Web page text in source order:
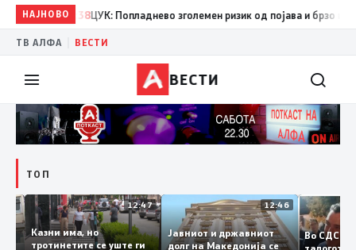
НАЈНОВО
08:38ЦУК: Попладнево зголемен ризик од појава и брзо ширење
ТВ АЛФА ВЕСТИ
ВЕСТИ
ТОП
12:50
и
12:47
Казни има, но
тротинетите се уште ги
12:46
Јавниот и државниот
долг на Македонија се
Во